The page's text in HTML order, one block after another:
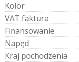
Kolor
VAT faktura
Finansowanie
Napęd
Kraj pochodzenia